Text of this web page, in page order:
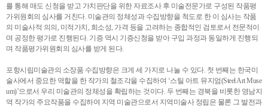
를 통해 매도 신청을 받고 가치판단을 위한 자료조사 후 미술전문가로 구성된 작품평
가위원회의 심사를 거친다. 미술관의 정체성과 수집방향을 척도로 한 이 심사는 작품
의 미술사적 의의, 미적가치, 희소성, 가격 등을 고려하는 종합적인 검토로서 전문적이
며 공정한 평가로 진행된다. 기증 역시 기증신청을 받아 구입 과정과 동일하게 진행되
며 작품평가위원회의 심사를 받게 된다.
포항시립미술관의 소장품 수집방향은 크게 세 가지로 나눌 수 있다. 첫 번째는 한국미
술사에서 중요한 역할을 한 작가의 철조각을 수집하여 ‘스틸 아트 뮤지엄(Steel Art Muse
um)’으로서 우리 미술관의 정체성을 확립하는 것이다. 두 번째는 경북을 비롯한 영남지
역 작가의 주요작품을 수집하여 지역 미술관으로서 지역미술사 정립은 물론 그 발전과